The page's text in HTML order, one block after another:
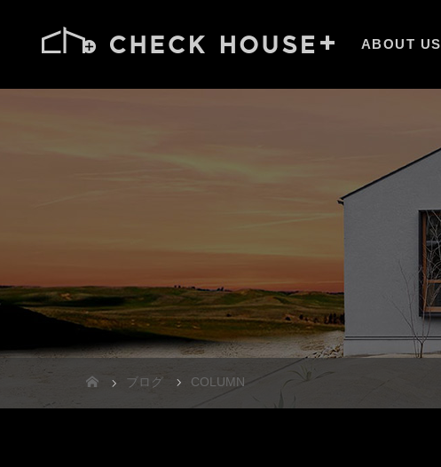
ABOUT US
ブログ COLUMN